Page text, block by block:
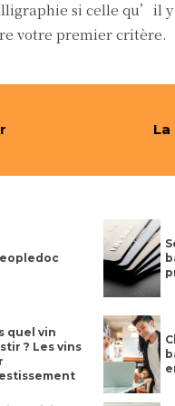
si celle qu’il
votre premier critère.
quel vin
? Les vins